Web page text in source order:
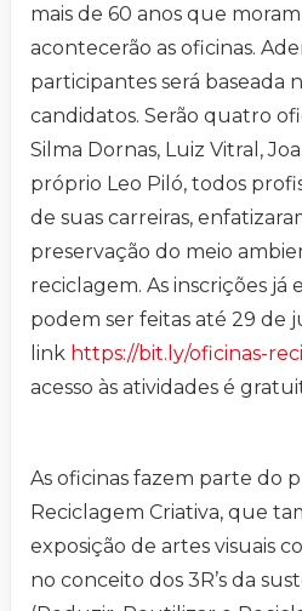
mais de 60 anos que
acontecerão as oficinas.
participantes será baseada
candidatos. Serão quatro
Silma Dornas, Luiz Vitral,
próprio Leo Piló, todos
de suas carreiras,
preservação do meio
reciclagem. As inscrições já
podem ser feitas até 29 de
link https://bit.ly/oficinas-
acesso às atividades é
As oficinas fazem parte do
Reciclagem Criativa, que
exposição de artes visuais
no conceito dos 3R’s da